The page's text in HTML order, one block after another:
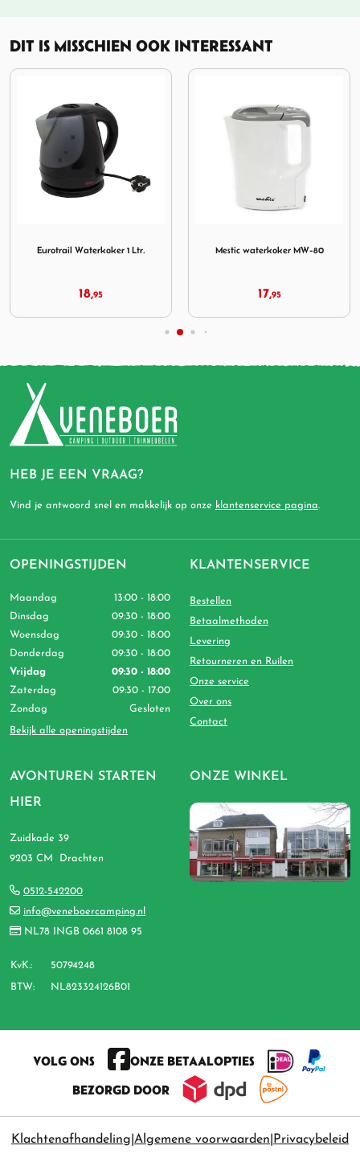
DIT IS MISSCHIEN OOK INTERESSANT
Eurotrail Waterkoker 1 Ltr.
18,95
Mestic waterkoker MW-80
17,95
HEB JE EEN VRAAG?
Vind je antwoord snel en makkelijk op onze klantenservice pagina.
AVONTUREN STARTEN
HIER
Zuidkade 39
9203 CM Drachten
0512-542200
info@veneboercamping.nl
NL78 INGB 0661 8108 95
KvK.: 50794248
BTW: NL823324126B01
OPENINGSTIJDEN
Maandag
13:00 - 18:00
Dinsdag
09:30 - 18:00
Woensdag
09:30 - 18:00
Donderdag
09:30 - 18:00
Vrijdag
09:30 - 18:00
Zaterdag
09:30 - 17:00
Zondag
Gesloten
Bekijk alle openingstijden
KLANTENSERVICE
Bestellen
Betaalmethoden
Levering
Retourneren en Ruilen
Onze service
Over ons
Contact
ONZE WINKEL
VOLG ONS
ONZE BETAALOPTIES
BEZORGD DOOR
Klachtenafhandeling Algemene voorwaarden Privacybeleid